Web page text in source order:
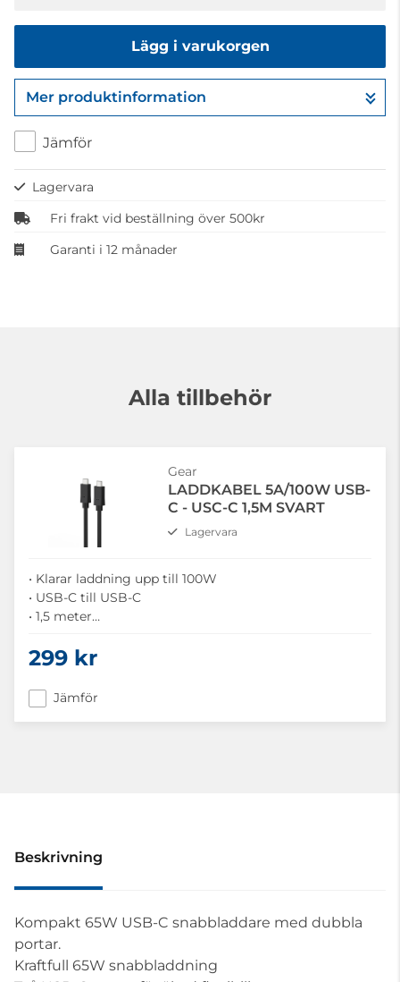
Lägg i varukorgen
Gå till kassan
Mer produktinformation
Jämför
Lagervara
Fri frakt vid beställning över 500kr
Garanti i 12 månader
Alla tillbehör
Gear
LADDKABEL 5A/100W USB-
C - USC-C 1,5M SVART
Lagervara
• Klarar laddning upp till 100W
• USB-C till USB-C
• 1,5 meter
• Snabb Synkronisering
299 kr
Jämför
Beskrivning
Kompakt 65W USB-C snabbladdare med dubbla
portar.
Kraftfull 65W snabbladdning